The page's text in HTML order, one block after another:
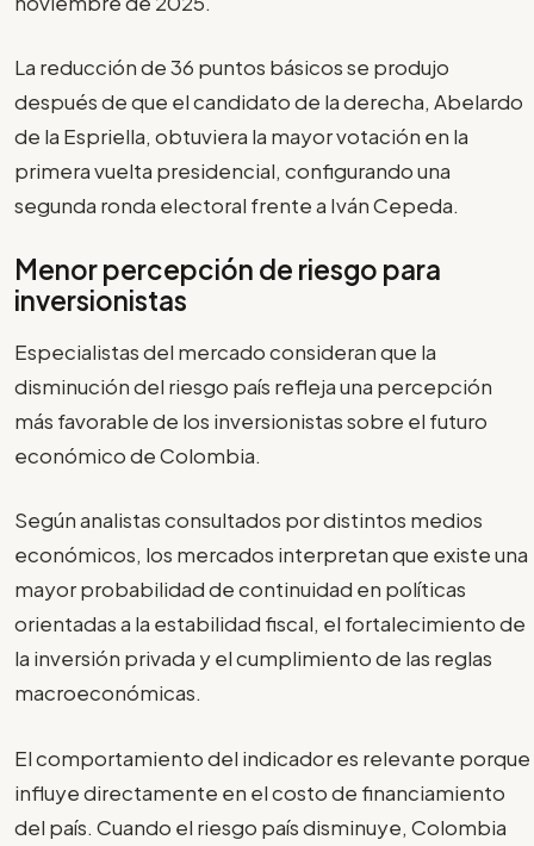
La reducción de 36 puntos básicos se produjo
después de que el candidato de la derecha, Abelardo
de la Espriella, obtuviera la mayor votación en la
primera vuelta presidencial, configurando una
segunda ronda electoral frente a Iván Cepeda.
Menor percepción de riesgo para
inversionistas
Especialistas del mercado consideran que la
disminución del riesgo país refleja una percepción
más favorable de los inversionistas sobre el futuro
económico de Colombia.
Según analistas consultados por distintos medios
económicos, los mercados interpretan que existe una
mayor probabilidad de continuidad en políticas
orientadas a la estabilidad fiscal, el fortalecimiento de
la inversión privada y el cumplimiento de las reglas
macroeconómicas.
El comportamiento del indicador es relevante porque
influye directamente en el costo de financiamiento
del país. Cuando el riesgo país disminuye, Colombia